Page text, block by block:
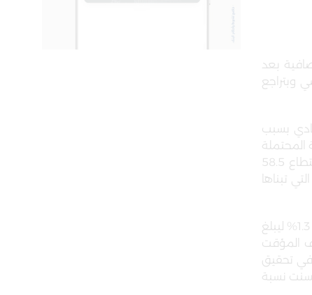
المجموعة أرباح صافية بعد
الماضي وبتراجع
بسبب
المحتملة
خلال النصف الأول من عام 2020 كإجراء وقائي لحماية البنك من أي تأثيرات سلبية على محفظة القروض، حيث تم اقتطاع 58.5
المحافظة التي تبناها
واستمرت المجموعة خلال النصف الأول من العام 2020 في تحقيق نمو في اجمالي الدخل التشغيلي الذي ارتفع بنسبة 1.3% ليبلغ
المؤقت
في تحقيق
نسبة